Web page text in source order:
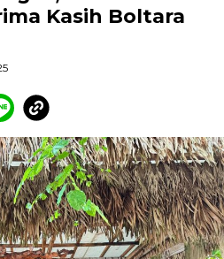
Kasih Boltara